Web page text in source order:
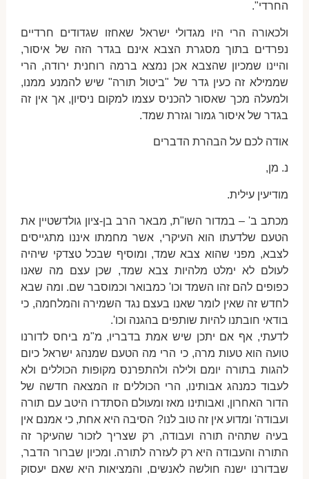
החרדי".
ולכאורה הרי היו מגדולי ישראל שאחזו שגדודים חרדיים
נפרדים בתוך מסגרת הצבא אינם בגדר הזה של איסור,
והיינו שמכיון שהצבא אכן נמצא ברמה רוחנית ירודה, הרי
שממילא זה כעין גדר של "ביטול תורה" שיש להמנע ממנו,
ולמעלה מכך שאסור להכניס עצמו למקום ניסיון, אך אין זה
בגדר של איסור גמור וגזרת שמד.
אודה לכם על הבהרת הדברים
נ. מן,
מודיעין עילית.
מכתב ב' – במדור השו"ת, מבאר הרב בן-ציון גולדשטיין את
הטעם שלדעתו הוא העיקרי, אשר מחמתו איננו מתגייסים
לצבא, מפני שהוא צבא שמד, ומוסיף שבכל טצדקי שיהיה
לעולם לא ימלט מלהיות צבא שמד, שכן עצם מה שאנו
כפופים להם זהו השמד וכו' כמבואר וכמוסבר שם. ומה שבא
לחדש זה שאין לומר שאנו בעצם נגד השמירה והמלחמה, כי
בודאי חובתנו להיות שותפים בהגנה וכו'.
לדעתי, אף אם יתכן שיש אמת בדבריו, מ"מ ביחס לדורנו
טועה הוא טעות מרה, כי הרי מה הטעם שמנהג ישראל כיום
להגות בתורה יומם ולילה ולהתפרנס מקופות הכוללים ולא
לעבוד כמנהג אבותינו, הרי הכוללים זו המצאה חדשה של
הדור האחרון, ואבותינו מאז ומעולם הסתדרו היטב עם תורה
ועבודה' ומדוע אין זה טוב לנו? הסיבה היא אחת, כי אמנם אין
בעיה שתהיה תורה ועבודה, רק שצריך לזכור שהעיקר זה
התורה והעבודה היא רק לעזרה לתורה. ומכיון שברור הדבר,
שבדורנו ישנה חולשה לאנשים, והמציאות היא שאם יעסוק